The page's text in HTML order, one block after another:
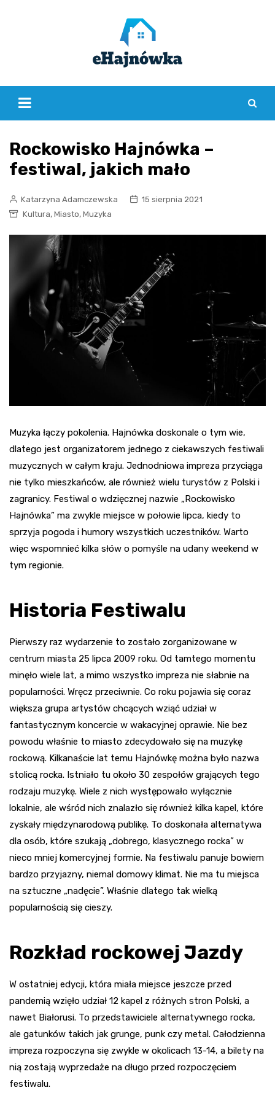
Rockowisko Hajnówka –
festiwal, jakich mało
Katarzyna Adamczewska
15 sierpnia 2021
Kultura, Miasto, Muzyka
Muzyka łączy pokolenia. Hajnówka doskonale o tym wie,
dlatego jest organizatorem jednego z ciekawszych festiwali
muzycznych w całym kraju. Jednodniowa impreza przyciąga
nie tylko mieszkańców, ale również wielu turystów z Polski i
zagranicy. Festiwal o wdzięcznej nazwie „Rockowisko
Hajnówka” ma zwykle miejsce w połowie lipca, kiedy to
sprzyja pogoda i humory wszystkich uczestników. Warto
więc wspomnieć kilka słów o pomyśle na udany weekend w
tym regionie.
Historia Festiwalu
Pierwszy raz wydarzenie to zostało zorganizowane w
centrum miasta 25 lipca 2009 roku. Od tamtego momentu
minęło wiele lat, a mimo wszystko impreza nie słabnie na
popularności. Wręcz przeciwnie. Co roku pojawia się coraz
większa grupa artystów chcących wziąć udział w
fantastycznym koncercie w wakacyjnej oprawie. Nie bez
powodu właśnie to miasto zdecydowało się na muzykę
rockową. Kilkanaście lat temu Hajnówkę można było nazwa
stolicą rocka. Istniało tu około 30 zespołów grających tego
rodzaju muzykę. Wiele z nich występowało wyłącznie
lokalnie, ale wśród nich znalazło się również kilka kapel, które
zyskały międzynarodową publikę. To doskonała alternatywa
dla osób, które szukają „dobrego, klasycznego rocka” w
nieco mniej komercyjnej formie. Na festiwalu panuje bowiem
bardzo przyjazny, niemal domowy klimat. Nie ma tu miejsca
na sztuczne „nadęcie”. Właśnie dlatego tak wielką
popularnością się cieszy.
Rozkład rockowej Jazdy
W ostatniej edycji, która miała miejsce jeszcze przed
pandemią wzięło udział 12 kapel z różnych stron Polski, a
nawet Białorusi. To przedstawiciele alternatywnego rocka,
ale gatunków takich jak grunge, punk czy metal. Całodzienna
impreza rozpoczyna się zwykle w okolicach 13-14, a bilety na
nią zostają wyprzedaże na długo przed rozpoczęciem
festiwalu.